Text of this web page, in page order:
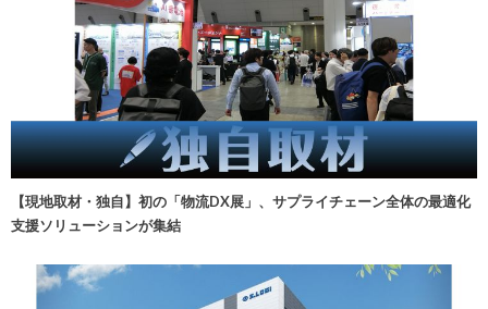
【現地取材・独自】初の「物流DX展」、サプライチェーン全体の最適化
支援ソリューションが集結